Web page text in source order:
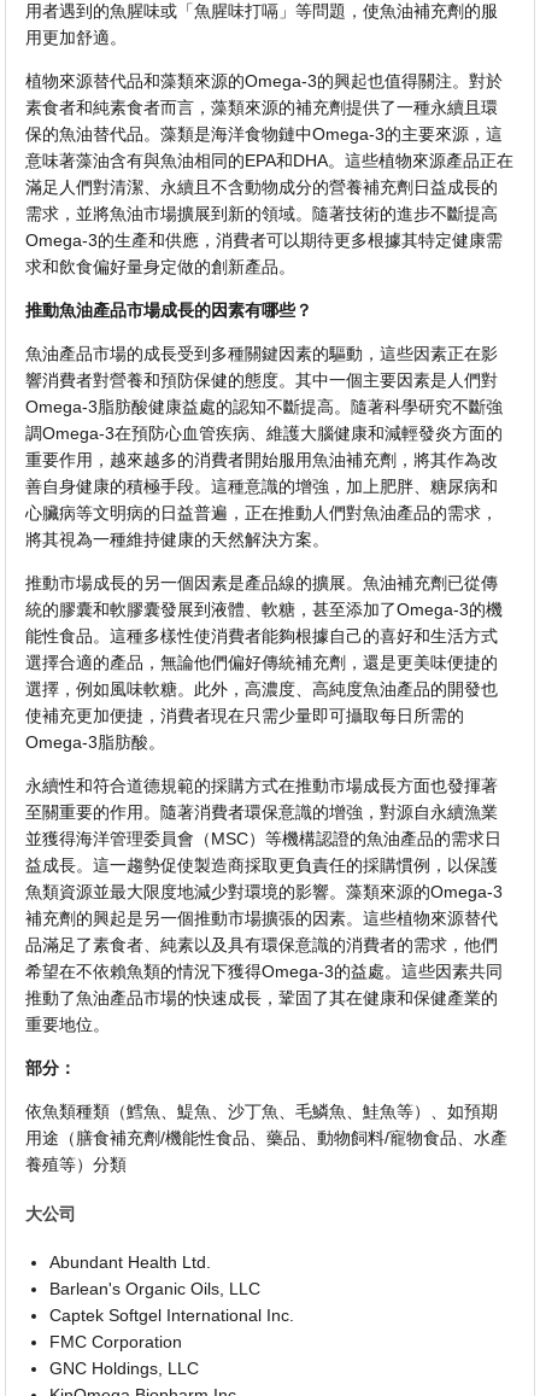
用者遇到的魚腥味或「魚腥味打嗝」等問題，使魚油補充劑的服
用更加舒適。
植物來源替代品和藻類來源的Omega-3的興起也值得關注。對於
素食者和純素食者而言，藻類來源的補充劑提供了一種永續且環
保的魚油替代品。藻類是海洋食物鏈中Omega-3的主要來源，這
意味著藻油含有與魚油相同的EPA和DHA。這些植物來源產品正在
滿足人們對清潔、永續且不含動物成分的營養補充劑日益成長的
需求，並將魚油市場擴展到新的領域。隨著技術的進步不斷提高
Omega-3的生產和供應，消費者可以期待更多根據其特定健康需
求和飲食偏好量身定做的創新產品。
推動魚油產品市場成長的因素有哪些？
魚油產品市場的成長受到多種關鍵因素的驅動，這些因素正在影
響消費者對營養和預防保健的態度。其中一個主要因素是人們對
Omega-3脂肪酸健康益處的認知不斷提高。隨著科學研究不斷強
調Omega-3在預防心血管疾病、維護大腦健康和減輕發炎方面的
重要作用，越來越多的消費者開始服用魚油補充劑，將其作為改
善自身健康的積極手段。這種意識的增強，加上肥胖、糖尿病和
心臟病等文明病的日益普遍，正在推動人們對魚油產品的需求，
將其視為一種維持健康的天然解決方案。
推動市場成長的另一個因素是產品線的擴展。魚油補充劑已從傳
統的膠囊和軟膠囊發展到液體、軟糖，甚至添加了Omega-3的機
能性食品。這種多樣性使消費者能夠根據自己的喜好和生活方式
選擇合適的產品，無論他們偏好傳統補充劑，還是更美味便捷的
選擇，例如風味軟糖。此外，高濃度、高純度魚油產品的開發也
使補充更加便捷，消費者現在只需少量即可攝取每日所需的
Omega-3脂肪酸。
永續性和符合道德規範的採購方式在推動市場成長方面也發揮著
至關重要的作用。隨著消費者環保意識的增強，對源自永續漁業
並獲得海洋管理委員會（MSC）等機構認證的魚油產品的需求日
益成長。這一趨勢促使製造商採取更負責任的採購慣例，以保護
魚類資源並最大限度地減少對環境的影響。藻類來源的Omega-3
補充劑的興起是另一個推動市場擴張的因素。這些植物來源替代
品滿足了素食者、純素以及具有環保意識的消費者的需求，他們
希望在不依賴魚類的情況下獲得Omega-3的益處。這些因素共同
推動了魚油產品市場的快速成長，鞏固了其在健康和保健產業的
重要地位。
部分：
依魚類種類（鱈魚、鯷魚、沙丁魚、毛鱗魚、鮭魚等）、如預期
用途（膳食補充劑/機能性食品、藥品、動物飼料/寵物食品、水產
養殖等）分類
大公司
Abundant Health Ltd.
Barlean's Organic Oils, LLC
Captek Softgel International Inc.
FMC Corporation
GNC Holdings, LLC